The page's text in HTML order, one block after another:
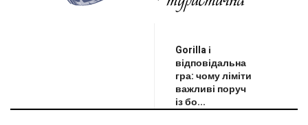
Gorilla і
відповідальна
гра: чому ліміти
важливі поруч
із бо...